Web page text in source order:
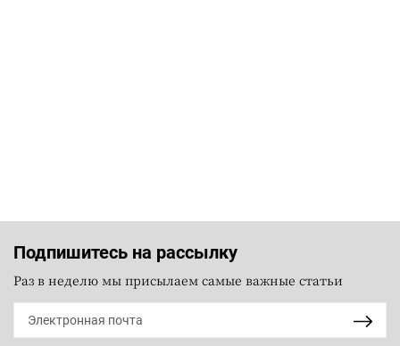
Подпишитесь на рассылку
Раз в неделю мы присылаем самые важные статьи